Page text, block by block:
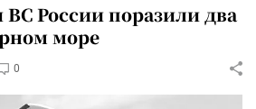
России поразили два
море
0